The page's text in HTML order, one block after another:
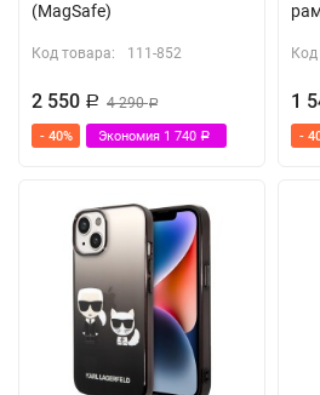
(MagSafe)
Код товара: 111-852
2 550 Р 4 290Р
- 40% Экономия 1 740 Р
1
-